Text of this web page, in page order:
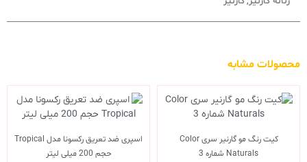
محصولات مشابه
کیت رنگ مو گارنیر سری Color
Naturals شماره 3
اسپری ضد تعریق رکسونا مدل Tropical
حجم 200 میلی لیتر